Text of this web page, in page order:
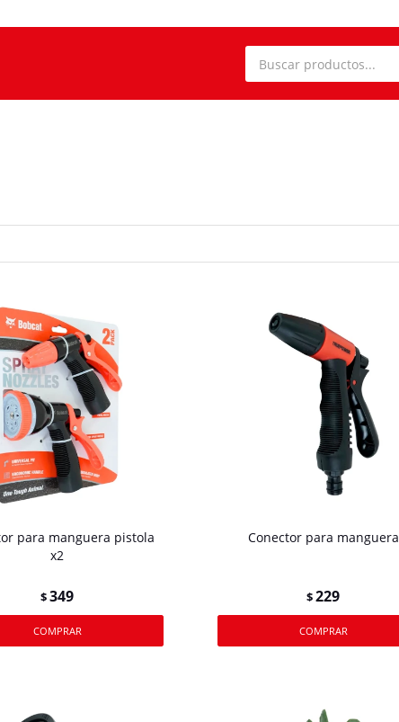
para manguera pistola
x2
$349
Conector para manguera
$229